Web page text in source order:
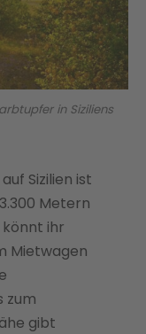
in Siziliens
Sizilien ist
Metern
ihr
Mietwagen
zum
gibt